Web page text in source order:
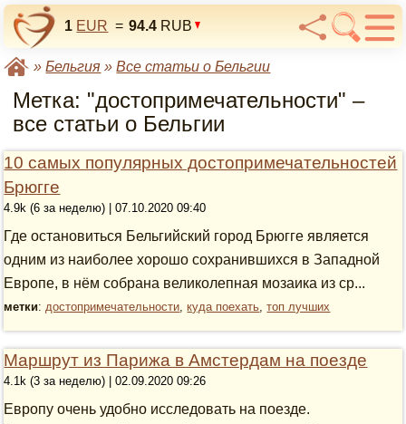
1 EUR = 94.4 RUB
»Бельгия »Все статьи о Бельгии
Метка: "достопримечательности" –
все статьи о Бельгии
10 самых популярных достопримечательностей
Брюгге
4.9k (6 за неделю) | 07.10.2020 09:40
Где остановиться Бельгийский город Брюгге является
одним из наиболее хорошо сохранившихся в Западной
Европе, в нём собрана великолепная мозаика из ср...
метки:достопримечательности,куда поехать,топ лучших
Маршрут из Парижа в Амстердам на поезде
4.1k (3 за неделю) | 02.09.2020 09:26
Европу очень удобно исследовать на поезде.